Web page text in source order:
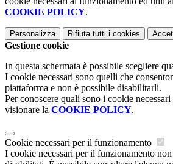
COOKIE POLICY.
Personalizza Rifiuta tutti i cookies
Gestione cookie
In questa schermata è possibile scegliere
I cookie necessari sono quelli che
piattaforma e non è possibile disabilitarli.
Per conoscere quali sono i cookie
visionare la COOKIE POLICY.
Cookie necessari per il funzionamento
I cookie necessari per il funzionamento non